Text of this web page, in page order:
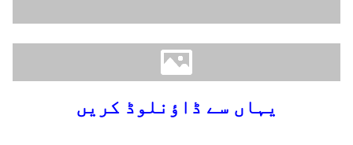
یہاں سے ڈاؤنلوڈ کریں